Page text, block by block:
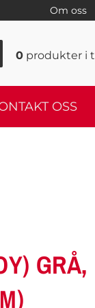
Om oss
0 produkter i
OSS
GRÅ,